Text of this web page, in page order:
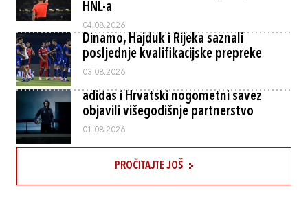
HNL-a
04.08.2026.
Dinamo, Hajduk i Rijeka saznali
posljednje kvalifikacijske prepreke
03.08.2026.
adidas i Hrvatski nogometni savez
objavili višegodišnje partnerstvo
01.08.2026.
PROČITAJTE JOŠ